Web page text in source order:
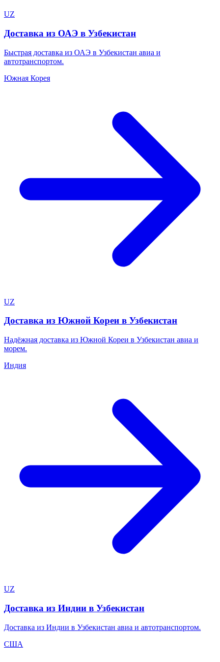
UZ
Доставка из ОАЭ в Узбекистан
Быстрая доставка из ОАЭ в Узбекистан авиа и
автотранспортом.
Южная Корея
UZ
Доставка из Южной Кореи в Узбекистан
Надёжная доставка из Южной Кореи в Узбекистан авиа и
морем.
Индия
UZ
Доставка из Индии в Узбекистан
Доставка из Индии в Узбекистан авиа и автотранспортом.
США